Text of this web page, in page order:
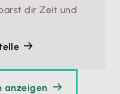
dir Zeit und
anzeigen